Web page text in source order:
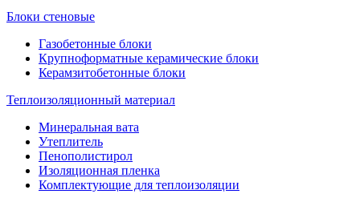
Блоки стеновые
Газобетонные блоки
Крупноформатные керамические блоки
Керамзитобетонные блоки
Теплоизоляционный материал
Минеральная вата
Утеплитель
Пенополистирол
Изоляционная пленка
Комплектующие для теплоизоляции